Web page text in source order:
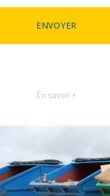
En savoir +